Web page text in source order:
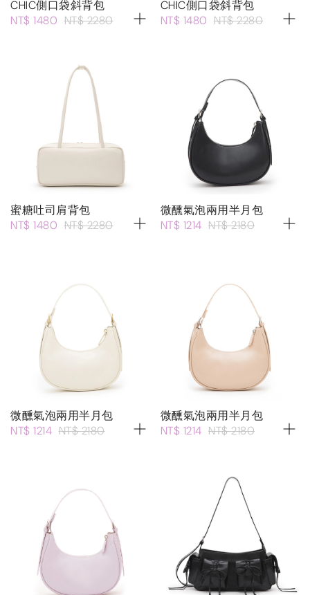
CHIC側口袋斜背包
NT$ 1480 NT$ 2280
CHIC側口袋斜背包
NT$ 1480 NT$ 2280
蜜糖吐司肩背包
NT$ 1480 NT$ 2280
微醺氣泡兩用半月包
NT$ 1214 NT$ 2180
微醺氣泡兩用半月包
NT$ 1214 NT$ 2180
微醺氣泡兩用半月包
NT$ 1214 NT$ 2180